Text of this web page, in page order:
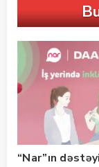
“Nar”ın